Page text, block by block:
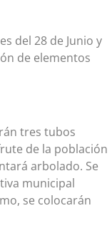
del 28 de Junio y
de elementos
tres tubos
de la población
arbolado. Se
municipal
se colocarán